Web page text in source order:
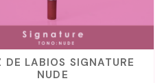
DE LABIOS SIGNATURE
NUDE